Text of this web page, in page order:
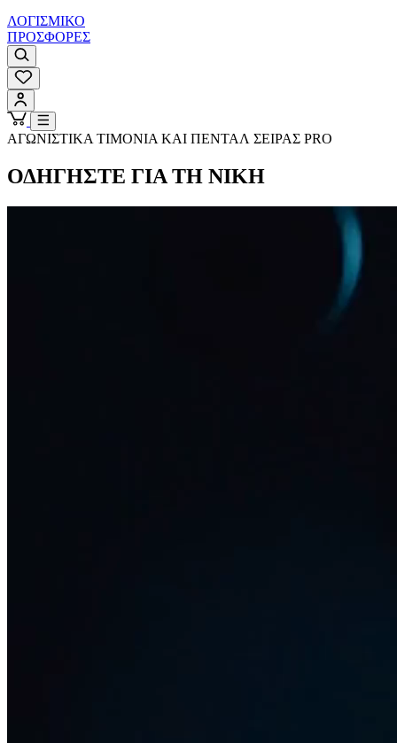
ΛΟΓΙΣΜΙΚΟ
ΠΡΟΣΦΟΡΕΣ
ΑΓΩΝΙΣΤΙΚΑ ΤΙΜΟΝΙΑ ΚΑΙ ΠΕΝΤΑΛ ΣΕΙΡΑΣ PRO
ΟΔΗΓΗΣΤΕ ΓΙΑ ΤΗ ΝΙΚΗ